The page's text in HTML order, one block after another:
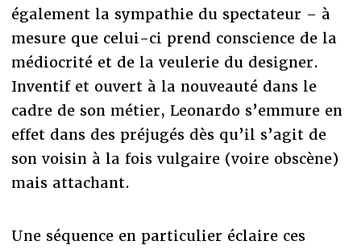
également la sympathie du spectateur – à
mesure que celui-ci prend conscience de la
médiocrité et de la veulerie du designer.
Inventif et ouvert à la nouveauté dans le
cadre de son métier, Leonardo s’emmure en
effet dans des préjugés dès qu’il s’agit de
son voisin à la fois vulgaire (voire obscène)
mais attachant.
Une séquence en particulier éclaire ces